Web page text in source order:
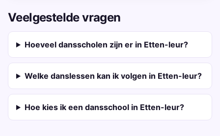
Veelgestelde vragen
Hoeveel dansscholen zijn er in Etten-leur?
Welke danslessen kan ik volgen in Etten-leur?
Hoe kies ik een dansschool in Etten-leur?